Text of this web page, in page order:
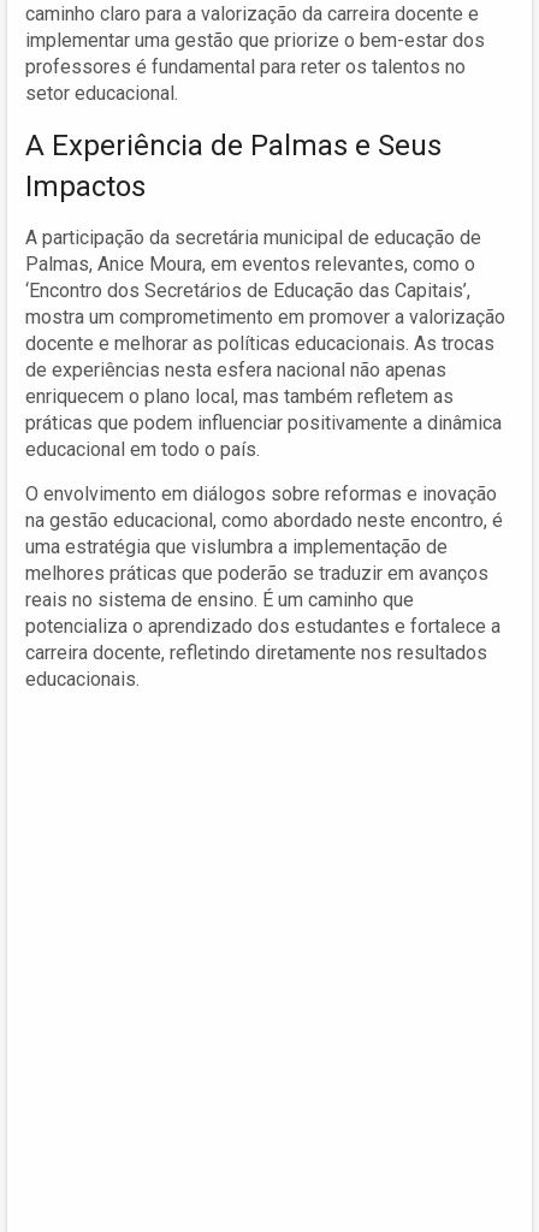
caminho claro para a valorização da carreira docente e
implementar uma gestão que priorize o bem-estar dos
professores é fundamental para reter os talentos no
setor educacional.
A Experiência de Palmas e Seus
Impactos
A participação da secretária municipal de educação de
Palmas, Anice Moura, em eventos relevantes, como o
‘Encontro dos Secretários de Educação das Capitais’,
mostra um comprometimento em promover a valorização
docente e melhorar as políticas educacionais. As trocas
de experiências nesta esfera nacional não apenas
enriquecem o plano local, mas também refletem as
práticas que podem influenciar positivamente a dinâmica
educacional em todo o país.
O envolvimento em diálogos sobre reformas e inovação
na gestão educacional, como abordado neste encontro, é
uma estratégia que vislumbra a implementação de
melhores práticas que poderão se traduzir em avanços
reais no sistema de ensino. É um caminho que
potencializa o aprendizado dos estudantes e fortalece a
carreira docente, refletindo diretamente nos resultados
educacionais.